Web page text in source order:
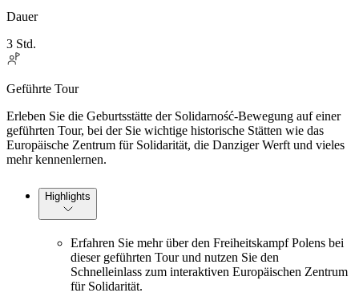
Dauer
3 Std.
Geführte Tour
Erleben Sie die Geburtsstätte der Solidarność-Bewegung auf einer
geführten Tour, bei der Sie wichtige historische Stätten wie das
Europäische Zentrum für Solidarität, die Danziger Werft und vieles
mehr kennenlernen.
Highlights
Erfahren Sie mehr über den Freiheitskampf Polens bei
dieser geführten Tour und nutzen Sie den
Schnelleinlass zum interaktiven Europäischen Zentrum
für Solidarität.